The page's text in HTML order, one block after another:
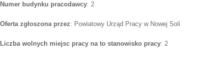
Numer budynku pracodawcy: 2
Oferta zgłoszona przez: Powiatowy Urząd Pracy w Nowej Soli
Liczba wolnych miejsc pracy na to stanowisko pracy: 2